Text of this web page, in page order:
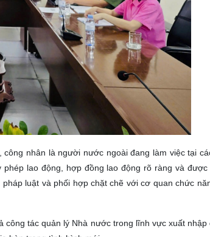
nhân là người nước ngoài đang làm việc tại
lao động, hợp đồng lao động rõ ràng và được
luật và phối hợp chặt chẽ với cơ quan chức
tác quản lý Nhà nước trong lĩnh vực xuất